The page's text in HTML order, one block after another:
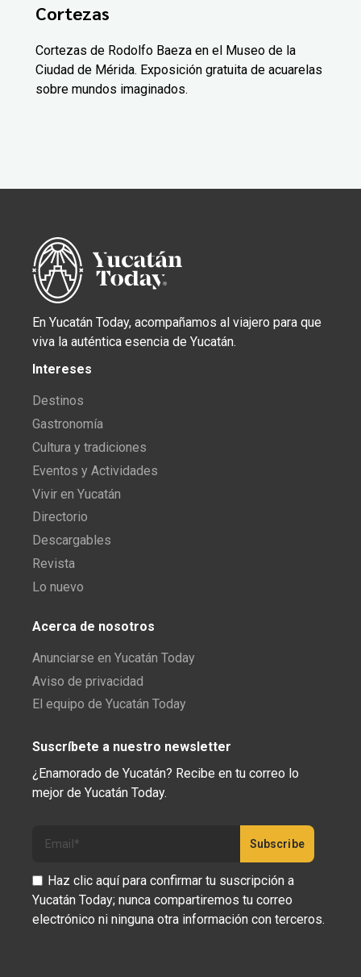
Cortezas
Cortezas de Rodolfo Baeza en el Museo de la
Ciudad de Mérida. Exposición gratuita de acuarelas
sobre mundos imaginados.
En Yucatán Today, acompañamos al viajero para que
viva la auténtica esencia de Yucatán.
Intereses
Destinos
Gastronomía
Cultura y tradiciones
Eventos y Actividades
Vivir en Yucatán
Directorio
Descargables
Revista
Lo nuevo
Acerca de nosotros
Anunciarse en Yucatán Today
Aviso de privacidad
El equipo de Yucatán Today
Suscríbete a nuestro newsletter
¿Enamorado de Yucatán? Recibe en tu correo lo
mejor de Yucatán Today.
Haz clic aquí para confirmar tu suscripción a
Yucatán Today; nunca compartiremos tu correo
electrónico ni ninguna otra información con terceros.